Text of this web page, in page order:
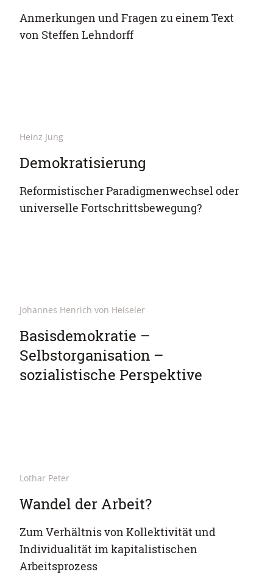
Anmerkungen und Fragen zu einem Text
von Steffen Lehndorff
Heinz Jung
Demokratisierung
Reformistischer Paradigmenwechsel oder
universelle Fortschrittsbewegung?
Johannes Henrich von Heiseler
Basisdemokratie –
Selbstorganisation –
sozialistische Perspektive
Lothar Peter
Wandel der Arbeit?
Zum Verhältnis von Kollektivität und
Individualität im kapitalistischen
Arbeitsprozess